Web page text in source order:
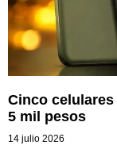
Cinco
5 mil pesos
14 julio 2026